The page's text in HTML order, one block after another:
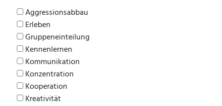
Aggressionsabbau
Erleben
Gruppeneinteilung
Kennenlernen
Kommunikation
Konzentration
Kooperation
Kreativität